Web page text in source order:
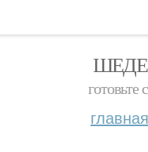
готовьте
главная